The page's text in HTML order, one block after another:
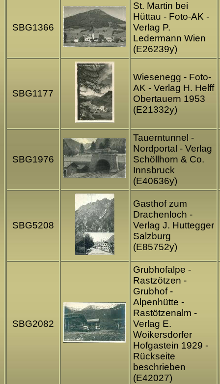
SBG1366
St. Martin bei
Hüttau - Foto-AK -
Verlag P.
Ledermann Wien
(E26239y)
SBG1177
Wiesenegg - Foto-
AK - Verlag H. Helff
Obertauern 1953
(E21332y)
SBG1976
Tauerntunnel -
Nordportal - Verlag
Schöllhorn & Co.
Innsbruck
(E40636y)
SBG5208
Gasthof zum
Drachenloch -
Verlag J. Huttegger
Salzburg
(E85752y)
SBG2082
Grubhofalpe -
Rastzötzen -
Grubhof -
Alpenhütte -
Rastötzenalm -
Verlag E.
Woikersdorfer
Hofgastein 1929 -
Rückseite
beschrieben
(E42027)